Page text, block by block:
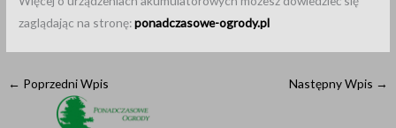
zaglądając na stronę:ponadczasowe-ogrody.pl
← Poprzedni Wpis Następny Wpis →